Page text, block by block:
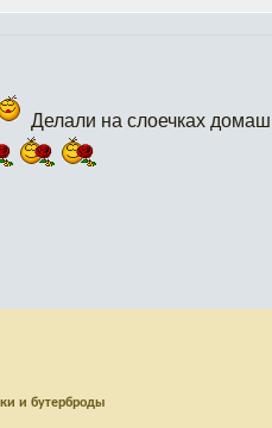
Делали на слоечках
и бутерброды